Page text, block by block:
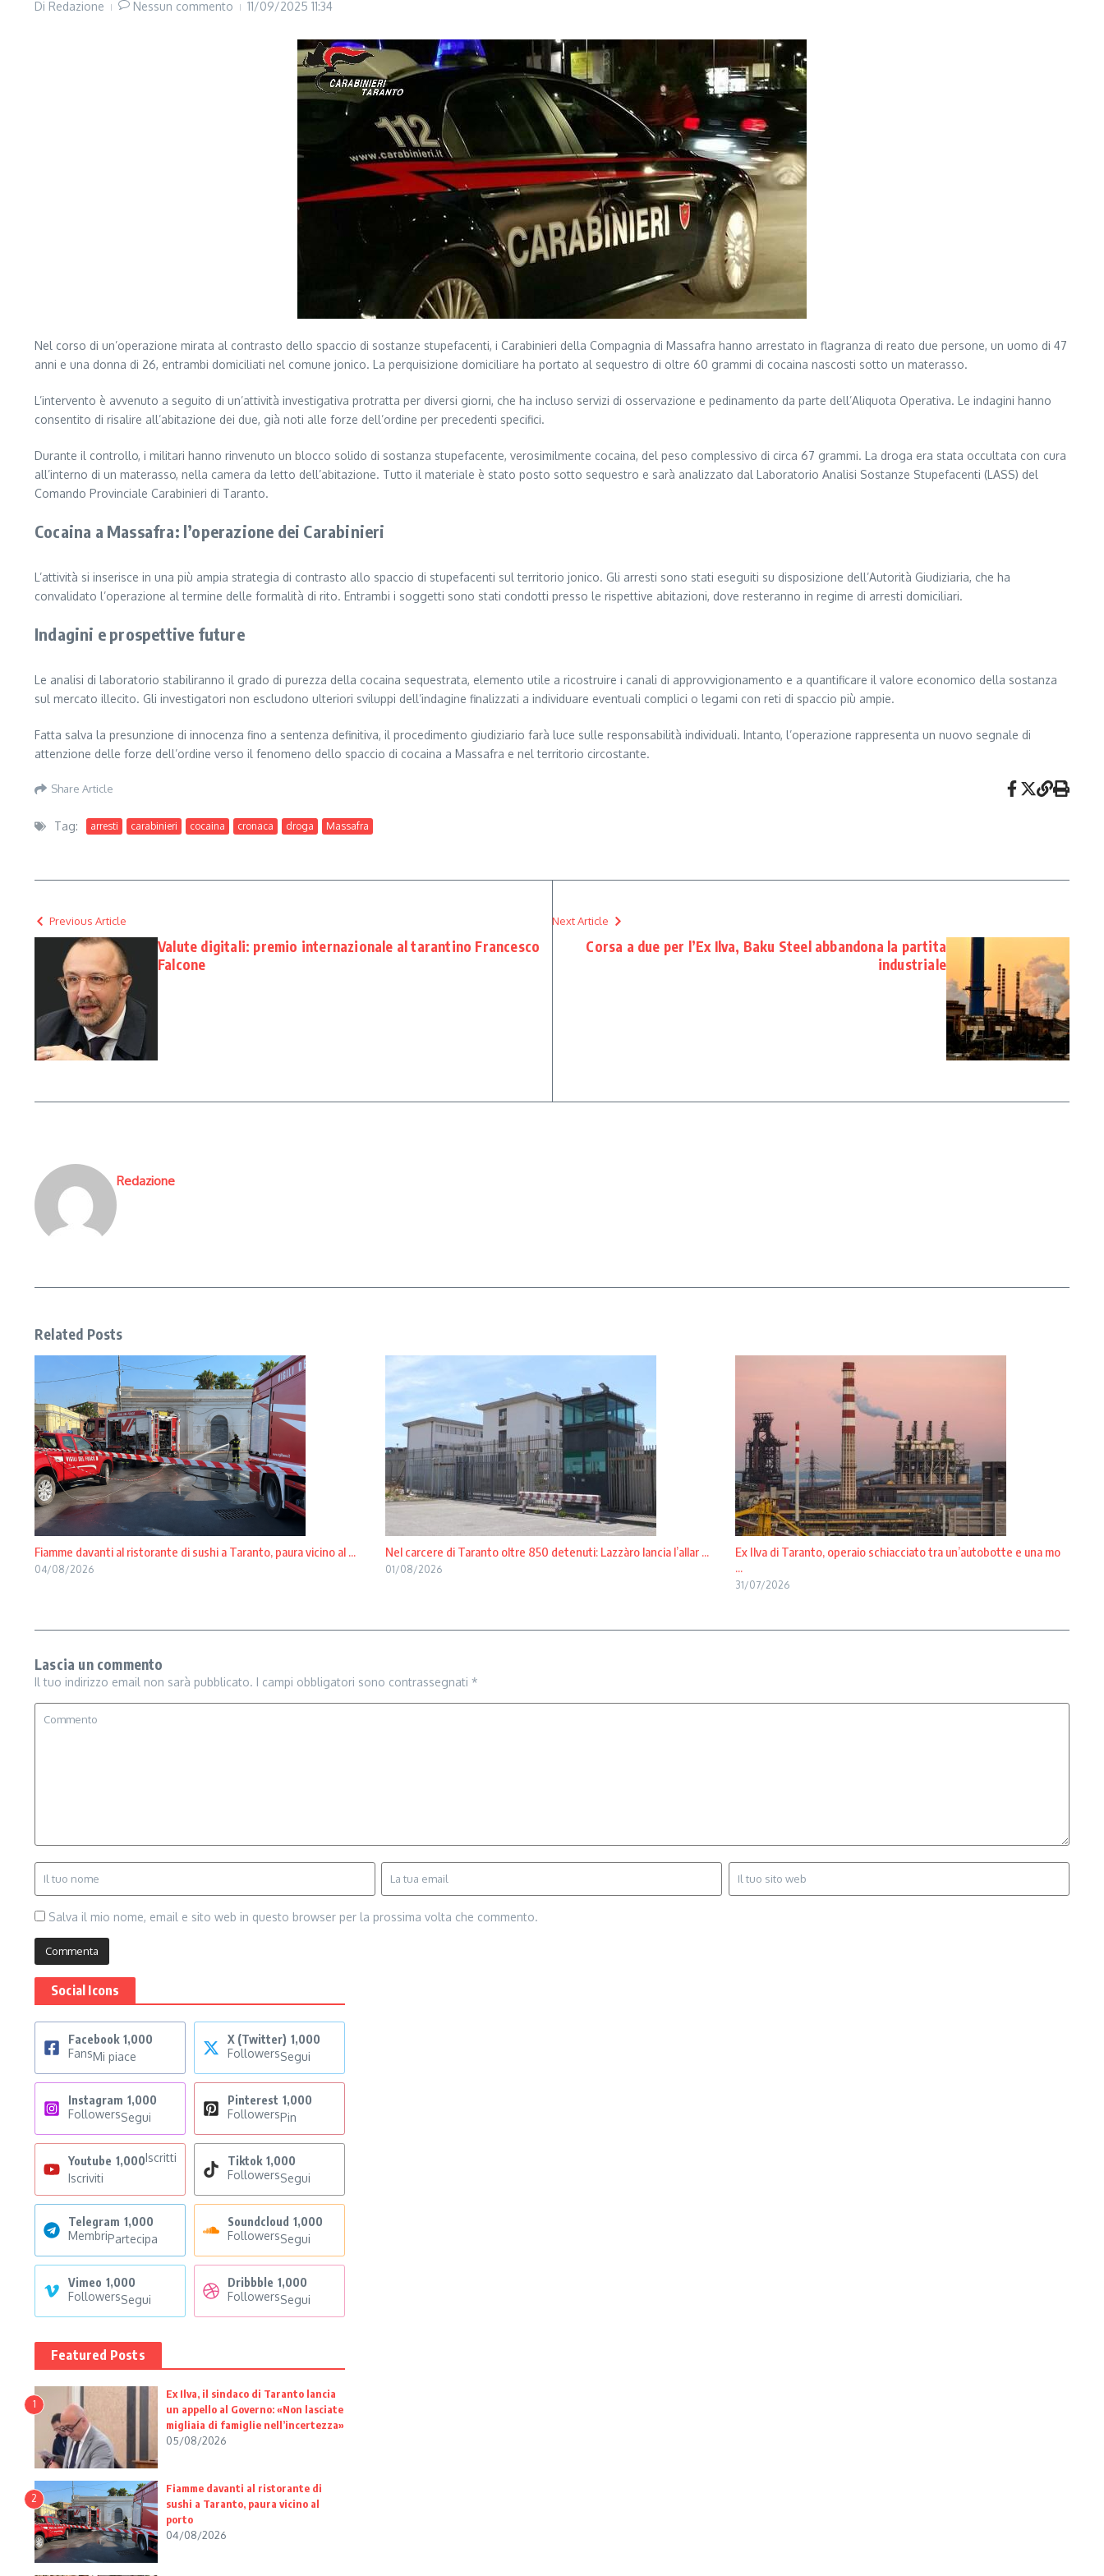
Di Redazione Nessun commento 11/09/2025 11:34
Nel corso di un’operazione mirata al contrasto dello spaccio di sostanze stupefacenti, i Carabinieri della Compagnia di Massafra hanno arrestato in flagranza di reato due persone, un uomo di 47
anni e una donna di 26, entrambi domiciliati nel comune jonico. La perquisizione domiciliare ha portato al sequestro di oltre 60 grammi di cocaina nascosti sotto un materasso.
L’intervento è avvenuto a seguito di un’attività investigativa protratta per diversi giorni, che ha incluso servizi di osservazione e pedinamento da parte dell’Aliquota Operativa. Le indagini hanno
consentito di risalire all’abitazione dei due, già noti alle forze dell’ordine per precedenti specifici.
Durante il controllo, i militari hanno rinvenuto un blocco solido di sostanza stupefacente, verosimilmente cocaina, del peso complessivo di circa 67 grammi. La droga era stata occultata con cura
all’interno di un materasso, nella camera da letto dell’abitazione. Tutto il materiale è stato posto sotto sequestro e sarà analizzato dal Laboratorio Analisi Sostanze Stupefacenti (LASS) del
Comando Provinciale Carabinieri di Taranto.
Cocaina a Massafra: l’operazione dei Carabinieri
L’attività si inserisce in una più ampia strategia di contrasto allo spaccio di stupefacenti sul territorio jonico. Gli arresti sono stati eseguiti su disposizione dell’Autorità Giudiziaria, che ha
convalidato l’operazione al termine delle formalità di rito. Entrambi i soggetti sono stati condotti presso le rispettive abitazioni, dove resteranno in regime di arresti domiciliari.
Indagini e prospettive future
Le analisi di laboratorio stabiliranno il grado di purezza della cocaina sequestrata, elemento utile a ricostruire i canali di approvvigionamento e a quantificare il valore economico della sostanza
sul mercato illecito. Gli investigatori non escludono ulteriori sviluppi dell’indagine finalizzati a individuare eventuali complici o legami con reti di spaccio più ampie.
Fatta salva la presunzione di innocenza fino a sentenza definitiva, il procedimento giudiziario farà luce sulle responsabilità individuali. Intanto, l’operazione rappresenta un nuovo segnale di
attenzione delle forze dell’ordine verso il fenomeno dello spaccio di cocaina a Massafra e nel territorio circostante.
Share Article
Tag: arresti carabinieri cocaina cronaca droga Massafra
Previous Article
Valute digitali: premio internazionale al tarantino Francesco
Falcone
Next Article
Corsa a due per l’Ex Ilva, Baku Steel abbandona la partita
industriale
Redazione
Related Posts
Fiamme davanti al ristorante di sushi a Taranto, paura vicino al ...
04/08/2026
Nel carcere di Taranto oltre 850 detenuti: Lazzàro lancia l’allar ...
01/08/2026
Ex Ilva di Taranto, operaio schiacciato tra un’autobotte e una mo
...
31/07/2026
Lascia un commento
Il tuo indirizzo email non sarà pubblicato. I campi obbligatori sono contrassegnati *
Salva il mio nome, email e sito web in questo browser per la prossima volta che commento.
Social Icons
Facebook 1,000
FansMi piace
X (Twitter) 1,000
FollowersSegui
Instagram 1,000
FollowersSegui
Pinterest 1,000
FollowersPin
Youtube 1,000Iscritti
Iscriviti
Tiktok 1,000
FollowersSegui
Telegram 1,000
MembriPartecipa
Soundcloud 1,000
FollowersSegui
Vimeo 1,000
FollowersSegui
Dribbble 1,000
FollowersSegui
Featured Posts
1
Ex Ilva, il sindaco di Taranto lancia
un appello al Governo: «Non lasciate
migliaia di famiglie nell’incertezza»
05/08/2026
2
Fiamme davanti al ristorante di
sushi a Taranto, paura vicino al
porto
04/08/2026